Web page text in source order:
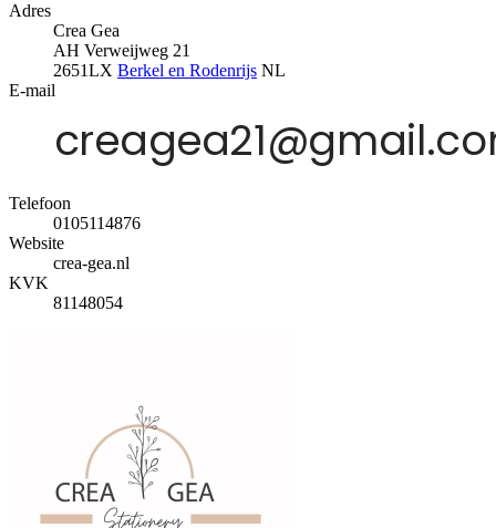
Adres
Crea Gea
AH Verweijweg 21
2651LX Berkel en Rodenrijs NL
E-mail
Telefoon
0105114876
Website
crea-gea.nl
KVK
81148054